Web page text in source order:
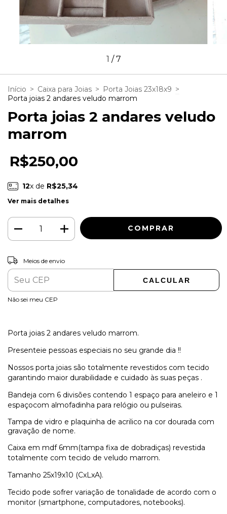
1 /7
Início > Caixa para Joias > Porta Joias 23x18x9 >
Porta joias 2 andares veludo marrom
Porta joias 2 andares veludo
marrom
R$250,00
12x de R$25,34
Ver mais detalhes
Entregas para o CEP:
Meios de envio
CALCULAR
Não sei meu CEP
Porta joias 2 andares veludo marrom.
Presenteie pessoas especiais no seu grande dia !!
Nossos porta joias são totalmente revestidos com tecido
garantindo maior durabilidade e cuidado às suas peças .
Bandeja com 6 divisões contendo 1 espaço para aneleiro e 1
espaçocom almofadinha para relógio ou pulseiras.
Tampa de vidro e plaquinha de acrilico na cor dourada com
gravação de nome.
Caixa em mdf 6mm(tampa fixa de dobradiças) revestida
totalmente com tecido de veludo marrom.
Tamanho 25x19x10 (CxLxA).
Tecido pode sofrer variação de tonalidade de acordo com o
monitor (smartphone, computadores, notebooks).